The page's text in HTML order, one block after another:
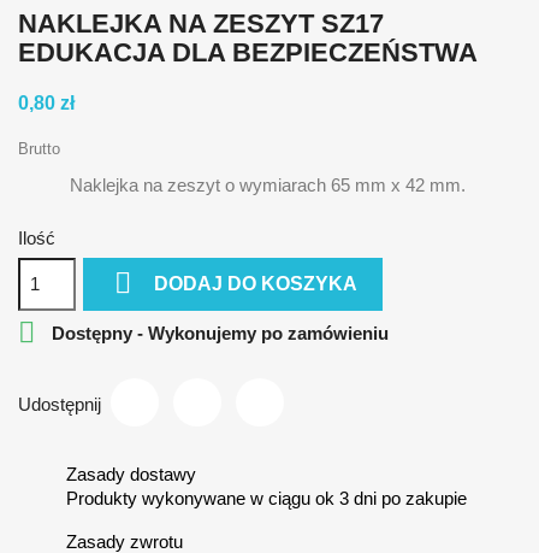
NAKLEJKA NA ZESZYT SZ17
EDUKACJA DLA BEZPIECZEŃSTWA
0,80 zł
Brutto
Naklejka na zeszyt o wymiarach 65 mm x 42 mm.
Ilość
 DODAJ DO KOSZYKA
 Dostępny - Wykonujemy po zamówieniu
Udostępnij
Zasady dostawy
Produkty wykonywane w ciągu ok 3 dni po zakupie
Zasady zwrotu